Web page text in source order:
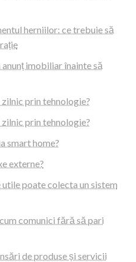
herniilor: ce trebuie să
imobiliar înainte să
prin tehnologie?
prin tehnologie?
smart home?
externe?
poate colecta un sistem
comunici fără să pari
de produse și servicii